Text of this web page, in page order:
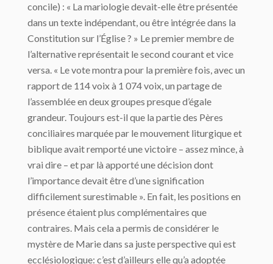
concile) : « La mariologie devait-elle être présentée
dans un texte indépendant, ou être intégrée dans la
Constitution sur l’Église ? » Le premier membre de
l’alternative représentait le second courant et vice
versa. « Le vote montra pour la première fois, avec un
rapport de 114 voix à 1 074 voix, un partage de
l’assemblée en deux groupes presque d’égale
grandeur. Toujours est-il que la partie des Pères
conciliaires marquée par le mouvement liturgique et
biblique avait remporté une victoire – assez mince, à
vrai dire – et par là apporté une décision dont
l’importance devait être d’une signification
difficilement surestimable ». En fait, les positions en
présence étaient plus complémentaires que
contraires. Mais cela a permis de considérer le
mystère de Marie dans sa juste perspective qui est
ecclésiologique: c’est d’ailleurs elle qu’a adoptée